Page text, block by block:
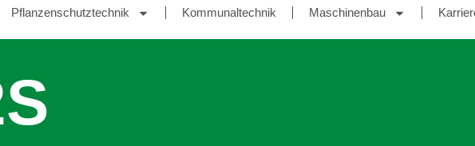
Pflanzenschutztechnik Kommunaltechnik Maschinenbau